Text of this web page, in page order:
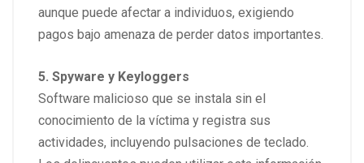
aunque puede afectar a individuos, exigiendo
pagos bajo amenaza de perder datos importantes.
5. Spyware y Keyloggers
Software malicioso que se instala sin el
conocimiento de la víctima y registra sus
actividades, incluyendo pulsaciones de teclado.